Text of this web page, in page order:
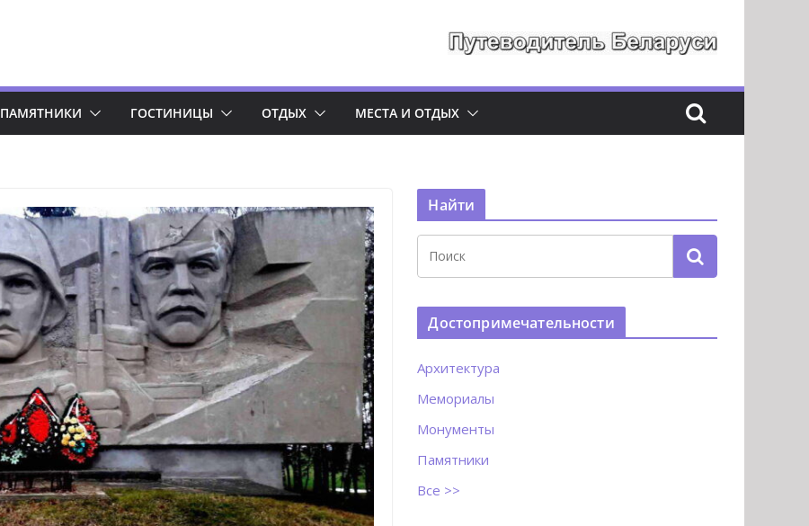
ПАМЯТНИКИ ГОСТИНИЦЫ ОТДЫХ МЕСТА И ОТДЫХ
Найти
Достопримечательности
Архитектура
Мемориалы
Монументы
Памятники
Все >>